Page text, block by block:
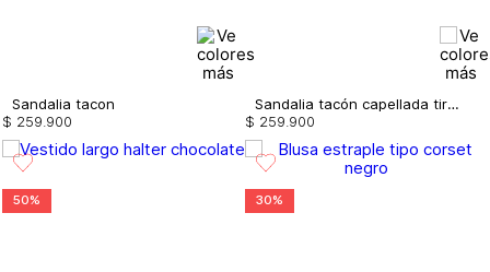
Sandalia tacon
$ 259 900
Sandalia tacón capellada tiras
$ 259 900
50% 30%